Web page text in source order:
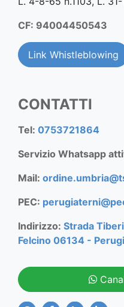
CF: 94004450543
Link Whistleblowing
CONTATTI
Tel: 0753721864
Servizio Whatsapp
Mail:
PEC:
Indirizzo: Strada
Felcino 06134 -